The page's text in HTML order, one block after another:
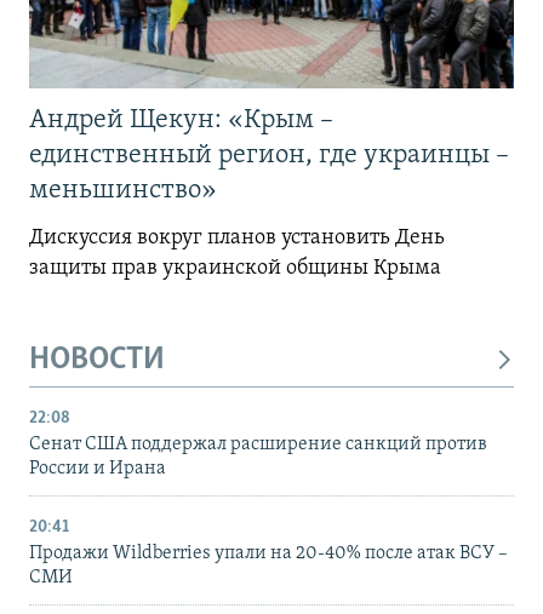
Андрей Щекун: «Крым –
единственный регион, где украинцы –
меньшинство»
Дискуссия вокруг планов установить День
защиты прав украинской общины Крыма
НОВОСТИ
22:08
Сенат США поддержал расширение санкций против
России и Ирана
20:41
Продажи Wildberries упали на 20-40% после атак ВСУ –
СМИ